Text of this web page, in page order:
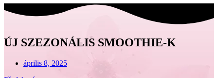
ÚJ SZEZONÁLIS SMOOTHIE-K
április 8, 2025